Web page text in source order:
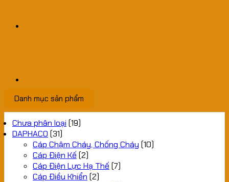
Danh mục sản phẩm
Chưa phân loại (19)
DAPHACO (31)
Cáp Chậm Cháy, Chống Cháy (10)
Cáp Điện Kế (2)
Cáp Điện Lực Hạ Thế (7)
Cáp Điều Khiển (2)